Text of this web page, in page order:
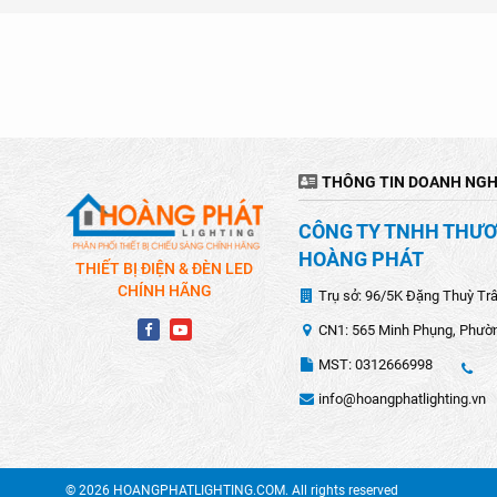
THIẾT BỊ ĐIỆN & ĐÈN LED
CHÍNH HÃNG
THÔNG TIN DOANH
CÔNG TY TNHH
HOÀNG PHÁT
Trụ sở: 96/5K Đặng Thuỳ
CN1: 565 Minh Phụng,
MST: 0312666998
info@hoangphatlighting.vn
© 2026 HOANGPHATLIGHTING.COM. All rights reserved